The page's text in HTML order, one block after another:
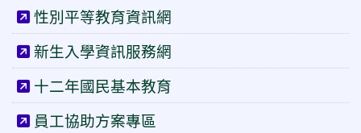
性別平等教育資訊網
新生入學資訊服務網
十二年國民基本教育
員工協助方案專區